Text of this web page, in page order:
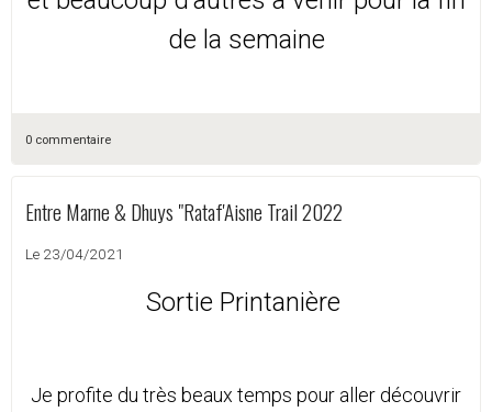
de la semaine
0 commentaire
Entre Marne & Dhuys "Rataf'Aisne Trail 2022
Le 23/04/2021
Sortie Printanière
Je profite du très beaux temps pour aller découvrir